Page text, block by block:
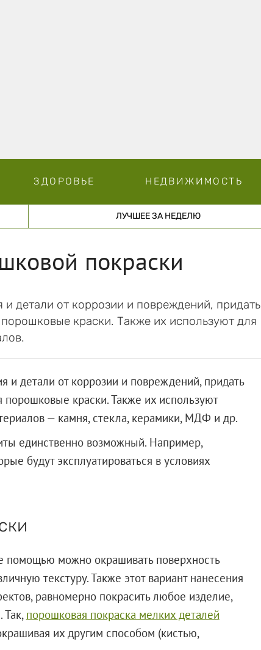
ЗДОРОВЬЕ НЕДВИЖИМОСТЬ
ЛУЧШЕЕ ЗА НЕДЕЛЮ
покраски
детали от коррозии и повреждений, придать
краски. Также их используют для
и детали от коррозии и повреждений, придать
краски. Также их используют
— камня, стекла, керамики, МДФ и др.
единственно возможный. Например,
будут эксплуатироваться в условиях
помощью можно окрашивать поверхность
текстуру. Также этот вариант нанесения
равномерно покрасить любое изделие,
Так, порошковая покраска мелких деталей
их другим способом (кистью,